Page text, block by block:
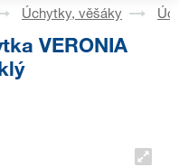
Úchytky, věšáky
VERONIA